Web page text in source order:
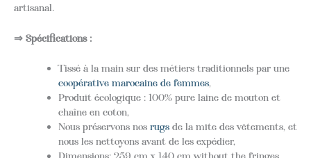
artisanal.
⇒ Spécifications :
Tissé à la main sur des métiers traditionnels par une
coopérative marocaine de femmes,
Produit écologique : 100% pure laine de mouton et
chaîne en coton,
Nous préservons nos rugsde la mite des vêtements, et
nous les nettoyons avant de les expédier,